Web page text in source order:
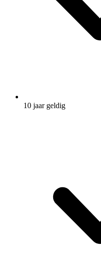
10 jaar geldig